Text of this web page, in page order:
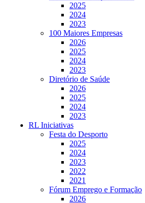
2025
2024
2023
100 Maiores Empresas
2026
2025
2024
2023
Diretório de Saúde
2026
2025
2024
2023
RL Iniciativas
Festa do Desporto
2025
2024
2023
2022
2021
Fórum Emprego e Formação
2026